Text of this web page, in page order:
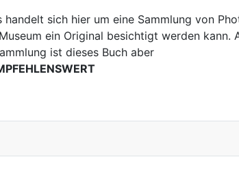
sich hier um eine Sammlung von
ein Original besichtigt werden kann.
ist dieses Buch aber